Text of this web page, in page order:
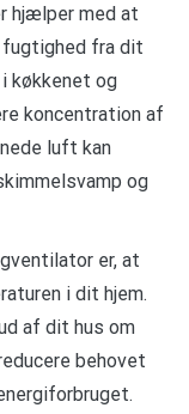
hjælper med at
fra dit
køkkenet og
koncentration af
luft kan
og
er, at
i dit hjem.
af dit hus om
behovet